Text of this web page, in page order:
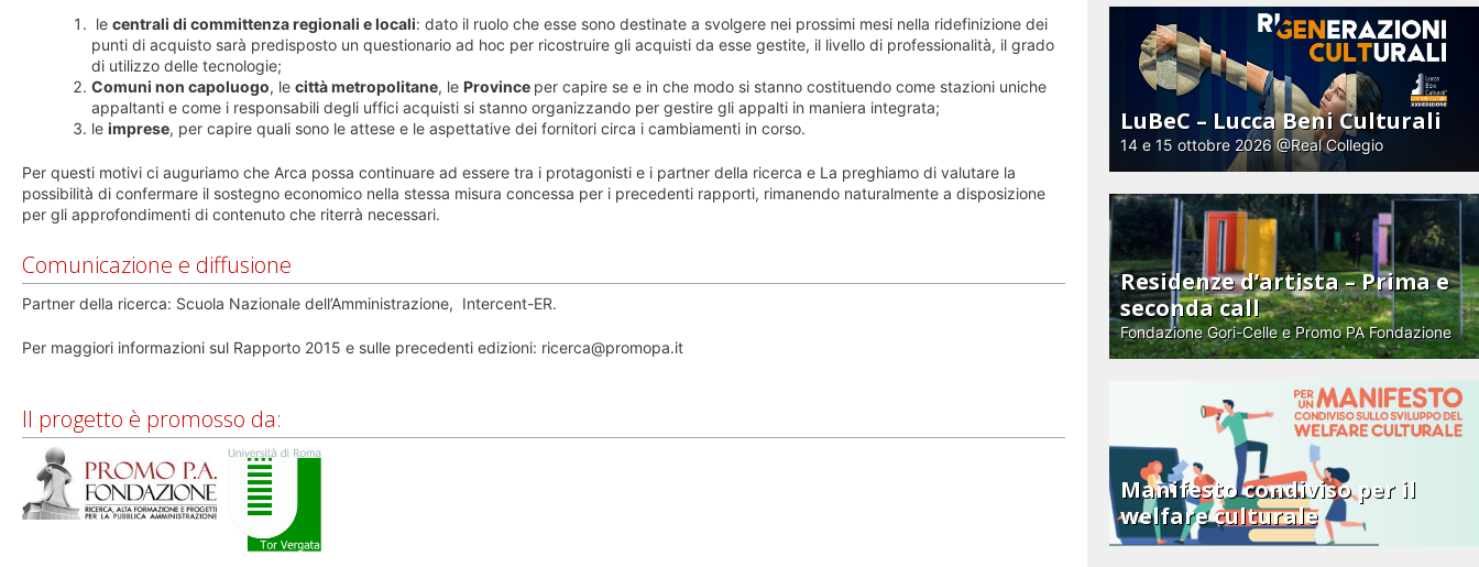
le centrali di committenza regionali e locali: dato il ruolo che esse sono destinate a svolgere nei prossimi mesi nella ridefinizione dei
punti di acquisto sarà predisposto un questionario ad hoc per ricostruire gli acquisti da esse gestite, il livello di professionalità, il grado
di utilizzo delle tecnologie;
Comuni non capoluogo, le città metropolitane, le Province per capire se e in che modo si stanno costituendo come stazioni uniche
appaltanti e come i responsabili degli uffici acquisti si stanno organizzando per gestire gli appalti in maniera integrata;
le imprese, per capire quali sono le attese e le aspettative dei fornitori circa i cambiamenti in corso.
Per questi motivi ci auguriamo che Arca possa continuare ad essere tra i protagonisti e i partner della ricerca e La preghiamo di valutare la
possibilità di confermare il sostegno economico nella stessa misura concessa per i precedenti rapporti, rimanendo naturalmente a disposizione
per gli approfondimenti di contenuto che riterrà necessari.
Comunicazione e diffusione
Partner della ricerca: Scuola Nazionale dell’Amministrazione, Intercent-ER.
Per maggiori informazioni sul Rapporto 2015 e sulle precedenti edizioni: ricerca@promopa.it
Il progetto è promosso da:
LuBeC – Lucca Beni Culturali
14 e 15 ottobre 2026 @Real Collegio
Residenze d’artista – Prima e
seconda call
Fondazione Gori-Celle e Promo PA Fondazione
Manifesto condiviso per il
welfare culturale